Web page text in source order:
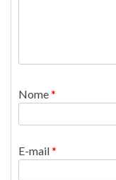
Nome*
E-mail*